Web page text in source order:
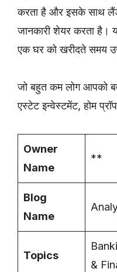
करता है और इसके साथ लैंड,
जानकारी शेयर करता है।
एक घर को खरीदते समय
जो बहुत कम लोग आपको
एस्टेट इन्वेस्टमेंट, होम
Owner
Name
**
Blog
Name
Topics
&